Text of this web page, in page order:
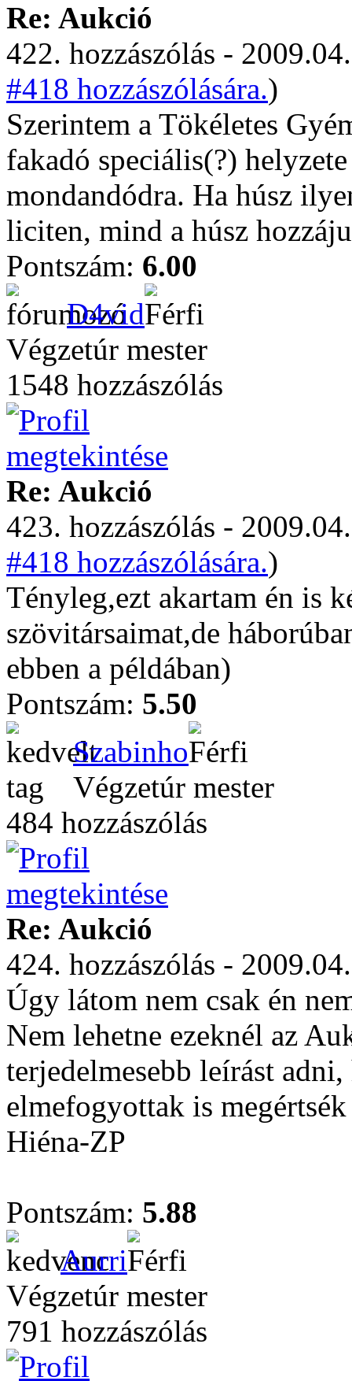
Re: Aukció
422. hozzászólás -
#418 hozzászólására.)
Szerintem a Tökéletes
fakadó speciális(?)
mondandódra. Ha húsz
liciten, mind a húsz
Pontszám: 6.00
D4vid
Végzetúr mester
1548 hozzászólás
Re: Aukció
423. hozzászólás -
#418 hozzászólására.)
Tényleg,ezt akartam én is
szövitársaimat,de
ebben a példában)
Pontszám: 5.50
Szabinho
Végzetúr mester
484 hozzászólás
Re: Aukció
424. hozzászólás -
Úgy látom nem csak én
Nem lehetne ezeknél az
terjedelmesebb leírást
elmefogyottak is
Hiéna-ZP
Pontszám: 5.88
Aurri
Végzetúr mester
791 hozzászólás